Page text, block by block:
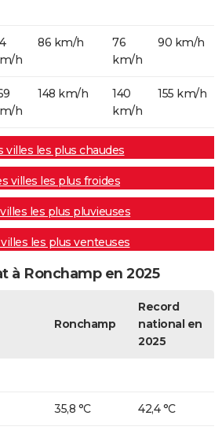
h
86 km/h
76
km/h
90 km/h
h
148 km/h
140
km/h
155 km/h
villes les plus chaudes
villes les plus froides
les plus pluvieuses
les plus venteuses
à Ronchamp en 2025
Ronchamp
Record
national en
2025
35,8 °C 42,4 °C